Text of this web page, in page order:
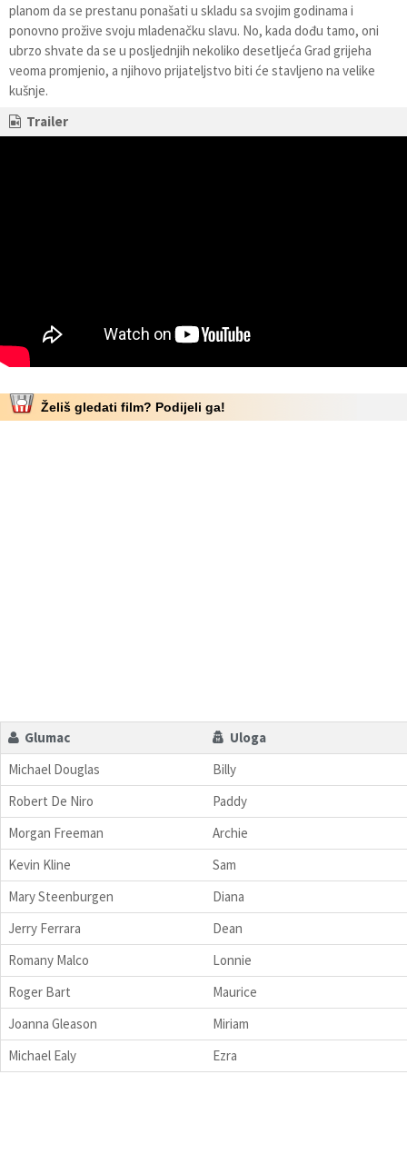
planom da se prestanu ponašati u skladu sa svojim godinama i
ponovno prožive svoju mladenačku slavu. No, kada dođu tamo, oni
ubrzo shvate da se u posljednjih nekoliko desetljeća Grad grijeha
veoma promjenio, a njihovo prijateljstvo biti će stavljeno na velike
kušnje.
Trailer
Želiš gledati film? Podijeli ga!
Glumac
Uloga
Michael Douglas
Billy
Robert De Niro
Paddy
Morgan Freeman
Archie
Kevin Kline
Sam
Mary Steenburgen
Diana
Jerry Ferrara
Dean
Romany Malco
Lonnie
Roger Bart
Maurice
Joanna Gleason
Miriam
Michael Ealy
Ezra